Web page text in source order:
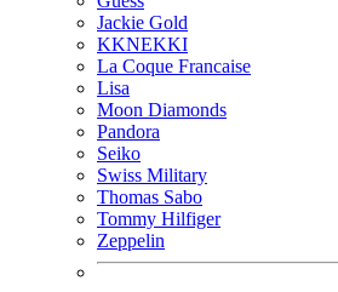
Jackie Gold
KKNEKKI
La Coque Francaise
Lisa
Moon Diamonds
Pandora
Seiko
Swiss Military
Thomas Sabo
Tommy Hilfiger
Zeppelin